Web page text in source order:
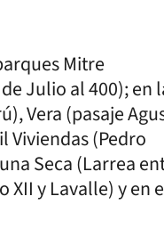
Mitre
Julio al 400); en
Vera (pasaje
Viviendas (Pedro
Seca (Larrea
XII y Lavalle) y en